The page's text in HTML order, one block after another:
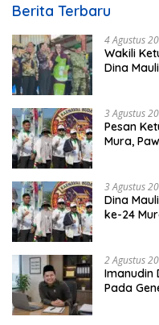
Berita Terbaru
4 Agustus
Wakili
Dina
3 Agustus
Pesan
Mura,
3 Agustus
Dina
ke-24
2 Agustus
Imanudin
Pada